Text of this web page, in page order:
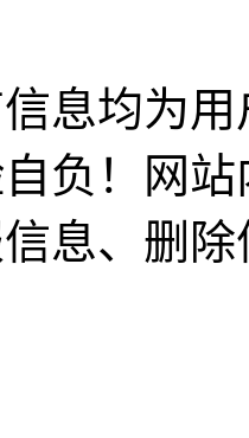
息均为
负！网
息、删